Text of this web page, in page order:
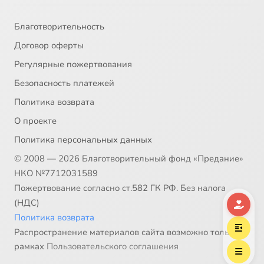
33
35 Смысл религиозных обрядов
Благотворительность
Договор оферты
Регулярные пожертвования
Безопасность платежей
Политика возврата
О проекте
Политика персональных данных
© 2008 — 2026 Благотворительный фонд «Предание»
НКО №7712031589
Пожертвование согласно ст.582 ГК РФ. Без налога
(НДС)
Политика возврата
Распространение материалов сайта возможно только в
рамках Пользовательского соглашения